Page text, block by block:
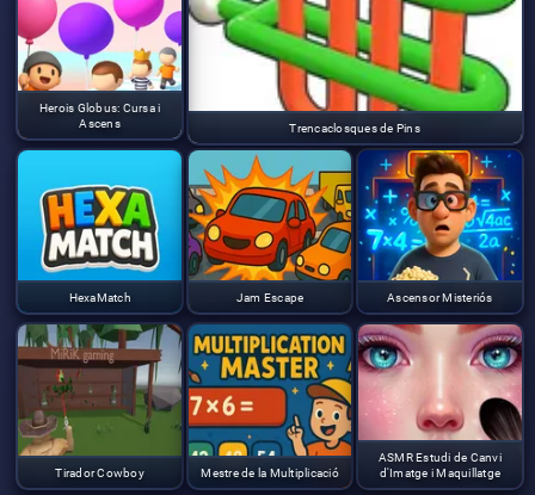
Trencaclosques de Pins
Herois Globus: Cursa i
Ascens
HexaMatch Jam Escape Ascensor Misteriós
Tirador Cowboy Mestre de la Multiplicació
ASMR Estudi de Canvi
d'Imatge i Maquillatge